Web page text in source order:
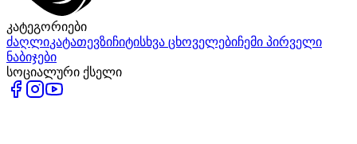
კატეგორიები
ძაღლიკატათევზიჩიტისხვა ცხოველებიჩემი პირველი
ნაბიჯები
სოციალური ქსელი